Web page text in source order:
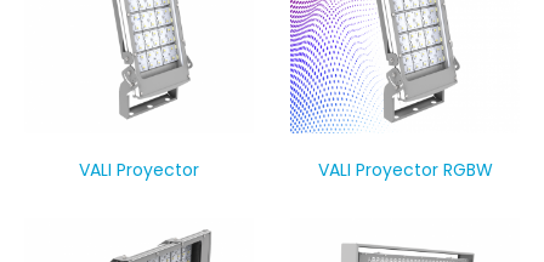
VALI Proyector VALI Proyector RGBW